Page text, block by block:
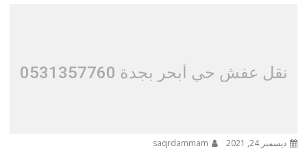
نقل عفش حي أبحر بجدة 0531357760
ديسمبر 24, 2021